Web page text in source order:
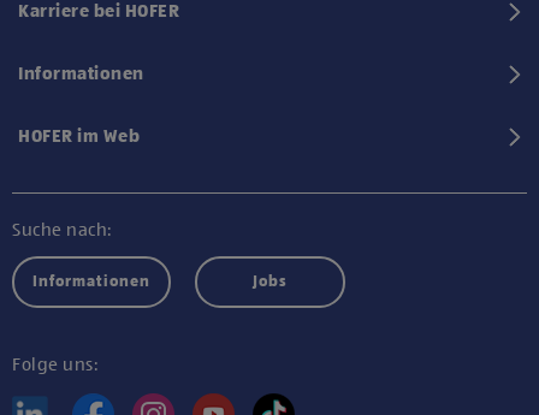
Karriere bei HOFER
Informationen
HOFER im Web
Suche nach:
Informationen Jobs
Folge uns: